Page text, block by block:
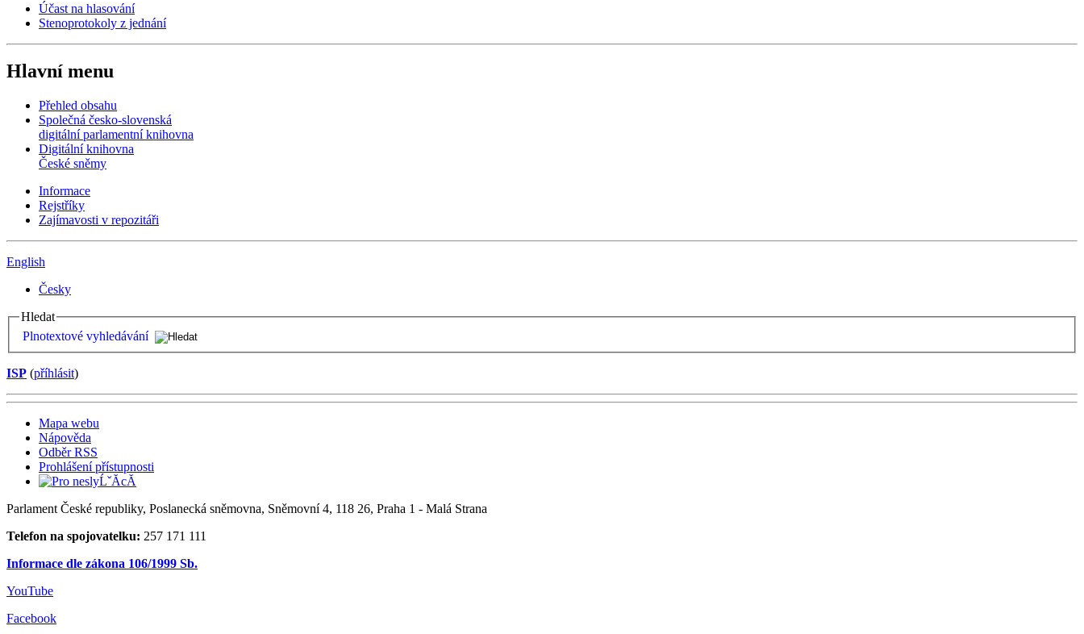
Účast na hlasování
Stenoprotokoly z jednání
Hlavní menu
Přehled obsahu
Společná česko-slovenská
digitální parlamentní knihovna
Digitální knihovna
České sněmy
Informace
Rejstříky
Zajímavosti v repozitáři
English
Česky
Hledat
Plnotextové vyhledávání
ISP (příhlásit)
Mapa webu
Nápověda
Odběr RSS
Prohlášení přístupnosti
Parlament České republiky, Poslanecká sněmovna, Sněmovní 4, 118 26, Praha 1 - Malá Strana
Telefon na spojovatelku: 257 171 111
Informace dle zákona 106/1999 Sb.
YouTube
Facebook